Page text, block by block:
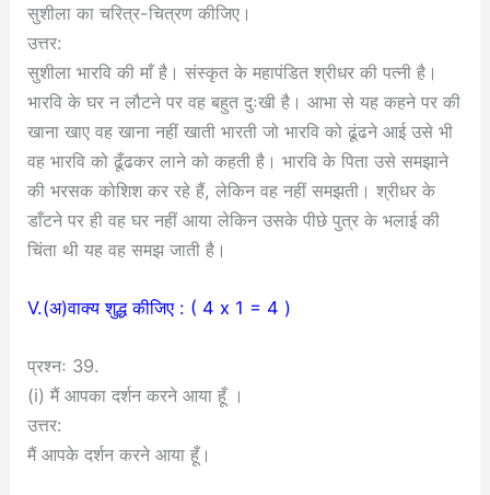
सुशीला का चरित्र-चित्रण कीजिए।
उत्तर:
सुशीला भारवि की माँ है। संस्कृत के महापंडित श्रीधर की पत्नी है।
भारवि के घर न लौटने पर वह बहुत दुःखी है। आभा से यह कहने पर की
खाना खाए वह खाना नहीं खाती भारती जो भारवि को ढूंढने आई उसे भी
वह भारवि को ढूँढकर लाने को कहती है। भारवि के पिता उसे समझाने
की भरसक कोशिश कर रहे हैं, लेकिन वह नहीं समझती। श्रीधर के
डाँटने पर ही वह घर नहीं आया लेकिन उसके पीछे पुत्र के भलाई की
चिंता थी यह वह समझ जाती है।
V.(अ)वाक्य शुद्ध कीजिए : ( 4 x 1 = 4 )
प्रश्नः 39.
(i) मैं आपका दर्शन करने आया हूँ ।
उत्तर:
मैं आपके दर्शन करने आया हूँ।